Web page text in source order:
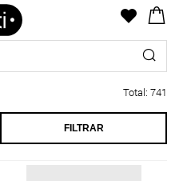
Total: 741
FILTRAR